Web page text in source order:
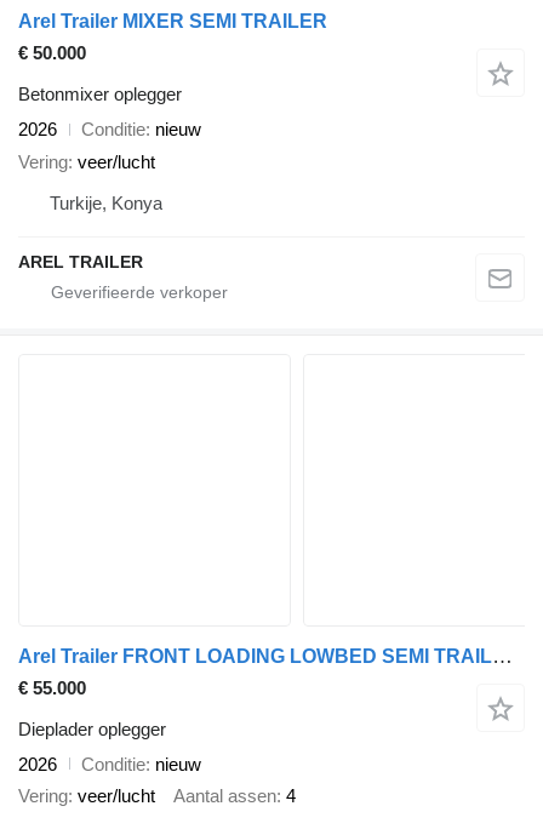
Arel Trailer MIXER SEMI TRAILER
€ 50.000
Betonmixer oplegger
2026
Conditie nieuw
Vering veer/lucht
Turkije, Konya
AREL TRAILER
Arel Trailer FRONT LOADING LOWBED SEMI TRAILER STOCK
€ 55.000
Dieplader oplegger
2026
Conditie nieuw
Vering veer/lucht Aantal assen 4